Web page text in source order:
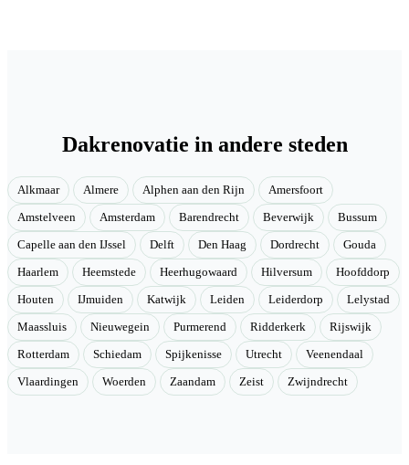
Dakrenovatie in andere steden
Alkmaar Almere Alphen aan den Rijn Amersfoort
Amstelveen Amsterdam Barendrecht Beverwijk Bussum
Capelle aan den IJssel Delft Den Haag Dordrecht Gouda
Haarlem Heemstede Heerhugowaard Hilversum Hoofddorp
Houten IJmuiden Katwijk Leiden Leiderdorp Lelystad
Maassluis Nieuwegein Purmerend Ridderkerk Rijswijk
Rotterdam Schiedam Spijkenisse Utrecht Veenendaal
Vlaardingen Woerden Zaandam Zeist Zwijndrecht